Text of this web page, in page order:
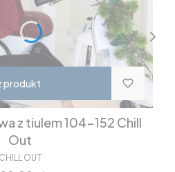
produkt
z tiulem 104-152 Chill
Out
CHILL OUT